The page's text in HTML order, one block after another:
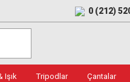
0 (212)
Işık Tripodlar Çantalar